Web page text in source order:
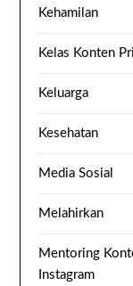
Kehamilan
Kelas Konten
Keluarga
Kesehatan
Media Sosial
Melahirkan
Mentoring
Instagram